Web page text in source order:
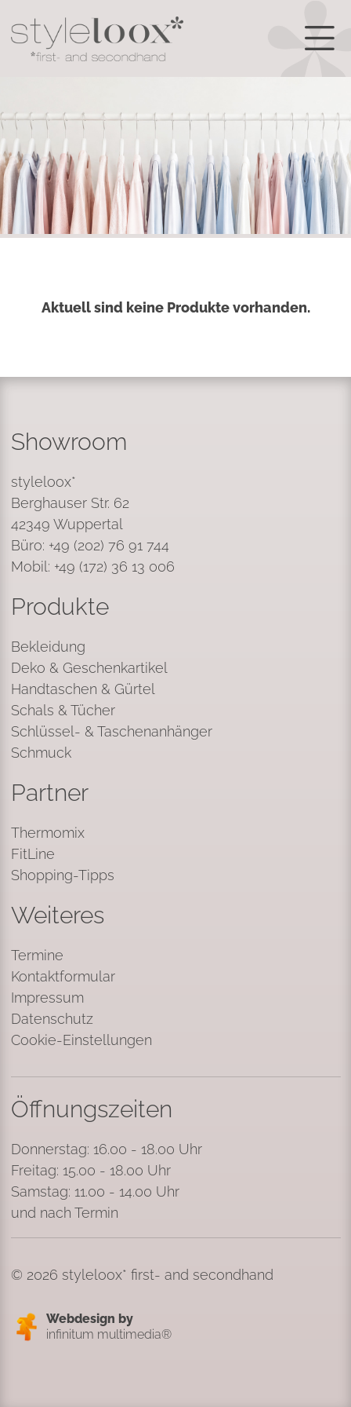
Aktuell sind keine Produkte vorhanden.
Showroom
styleloox*
Berghauser Str. 62
42349 Wuppertal
Büro: +49 (202) 76 91 744
Mobil: +49 (172) 36 13 006
Produkte
Bekleidung
Deko & Geschenkartikel
Handtaschen & Gürtel
Schals & Tücher
Schlüssel- & Taschenanhänger
Schmuck
Partner
Thermomix
FitLine
Shopping-Tipps
Weiteres
Termine
Kontaktformular
Impressum
Datenschutz
Cookie-Einstellungen
Öffnungszeiten
Donnerstag: 16.00 - 18.00 Uhr
Freitag: 15.00 - 18.00 Uhr
Samstag: 11.00 - 14.00 Uhr
und nach Termin
© 2026 styleloox* first- and secondhand
Webdesign by
infinitum multimedia®